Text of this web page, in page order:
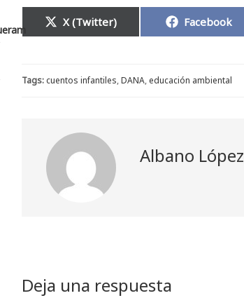
Compartir
en
X (Twitter) Compartir
Facebook
Tags:cuentos infantiles,DANA,educación ambiental
Albano López
Deja una respuesta